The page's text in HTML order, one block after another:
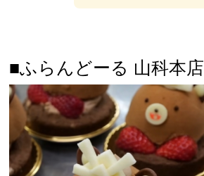
■ふらんどーる 山科本店